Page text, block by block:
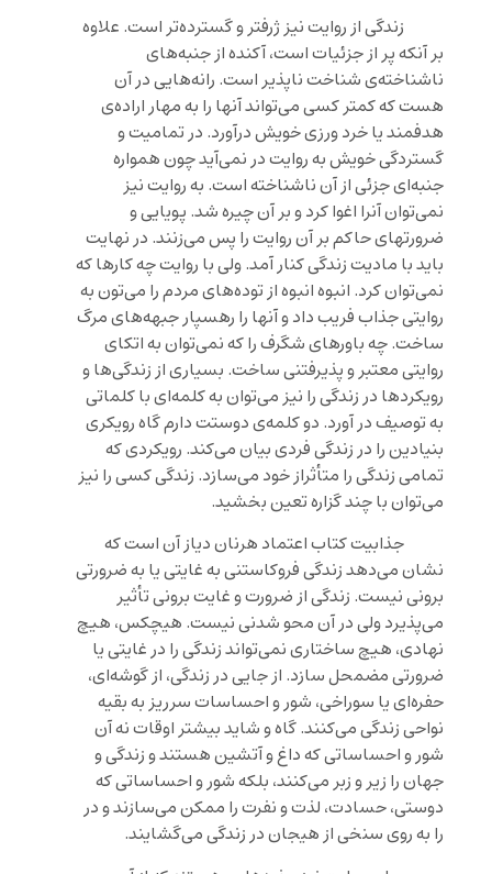
زندگی از روایت نیز ژرفتر و گسترده‌تر است. علاوه
بر آنکه پر از جزئیات است، آکنده از جنبه‌های
ناشناخته‌ی شناخت ناپذیر است. رانه‌هایی در آن
هست که کمتر کسی می‌تواند آنها را به مهار اراده‌ی
هدفمند یا خرد ورزی خویش درآورد. در تمامیت و
گستردگی خویش به روایت در نمی‌آید چون همواره
جنبه‌ای جزئی از آن ناشناخته است. به روایت نیز
نمی‌توان آنرا اغوا کرد و بر آن چیره شد. پویایی و
ضرورتهای حاکم بر آن روایت را پس می‌زنند. در نهایت
باید با مادیت زندگی کنار آمد. ولی با روایت چه کارها که
نمی‌توان کرد. انبوه انبوه از توده‌های مردم را می‌تون به
روایتی جذاب فریب داد و آنها را رهسپار جبهه‌های مرگ
ساخت. چه باورهای شگرف را که نمی‌توان به اتکای
روایتی معتبر و پذیرفتنی ساخت. بسیاری از زندگی‌ها و
رویکردها در زندگی را نیز می‌توان به کلمه‌‌ای با کلماتی
به توصیف در آورد. دو کلمه‌ی دوستت دارم گاه رویکری
بنیادین را در زندگی فردی بیان می‌کند. رویکردی که
تمامی زندگی را متأثراز خود می‌سازد. زندگی کسی را نیز
می‌توان با چند گزاره تعین بخشید.
جذابیت کتاباعتماد هرنان دیاز آن است که
نشان می‌دهد زندگی فروکاستنی به غایتی یا به ضرورتی
برونی نیست. زندگی از ضرورت و غایت برونی تأثیر
می‌پذیرد ولی در آن محو شدنی نیست. هیچکس، هیچ
نهادی، هیچ ساختاری نمی‌تواند زندگی را در غایتی یا
ضرورتی مضمحل سازد. از جایی در زندگی، از گوشه‌ای،
حفره‌ای یا سوراخی، شور و احساسات سرریز به بقیه
نواحی زندگی می‌کنند. گاه و شاید بیشتر اوقات نه آن
شور و احساساتی که داغ و آتشین هستند و زندگی و
جهان را زیر و زبر می‌کنند، بلکه شور و احساساتی که
دوستی، حسادت، لذت و نفرت را ممکن می‌سازند و در
را به روی سنخی از هیجان در زندگی می‌گشایند.